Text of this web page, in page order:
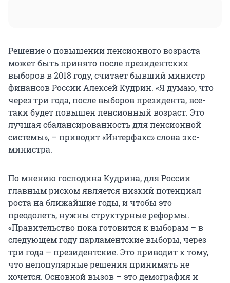
Решение о повышении пенсионного возраста
может быть принято после президентских
выборов в 2018 году, считает бывший министр
финансов России Алексей Кудрин. «Я думаю, что
через три года, после выборов президента, все-
таки будет повышен пенсионный возраст. Это
лучшая сбалансированность для пенсионной
системы», – приводит «Интерфакс» слова экс-
министра.
По мнению господина Кудрина, для России
главным риском является низкий потенциал
роста на ближайшие годы, и чтобы это
преодолеть, нужны структурные реформы.
«Правительство пока готовится к выборам – в
следующем году парламентские выборы, через
три года – президентские. Это приводит к тому,
что непопулярные решения принимать не
хочется. Основной вызов – это демография и